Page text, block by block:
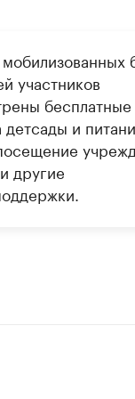
участников
бесплатные
и
другие